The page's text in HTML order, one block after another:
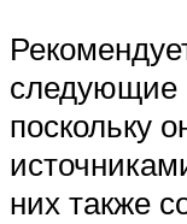
следующие
поскольку
них также